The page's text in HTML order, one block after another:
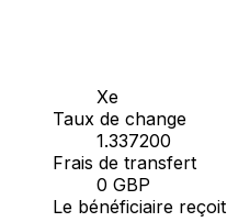
Xe
Taux de change
1.337200
Frais de transfert
0 GBP
Le bénéficiaire reçoit